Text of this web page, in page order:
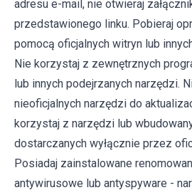
adresu e-mail, nie otwieraj
przedstawionego linku. Pobieraj
pomocą oficjalnych witryn lub
Nie korzystaj z zewnętrznych
lub innych podejrzanych narzędzi.
nieoficjalnych narzędzi do
korzystaj z narzędzi lub
dostarczanych wyłącznie przez
Posiadaj zainstalowane
antywirusowe lub antyspyware -